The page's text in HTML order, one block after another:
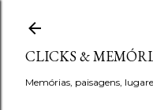
CLICKS &
Memórias, paisagens,